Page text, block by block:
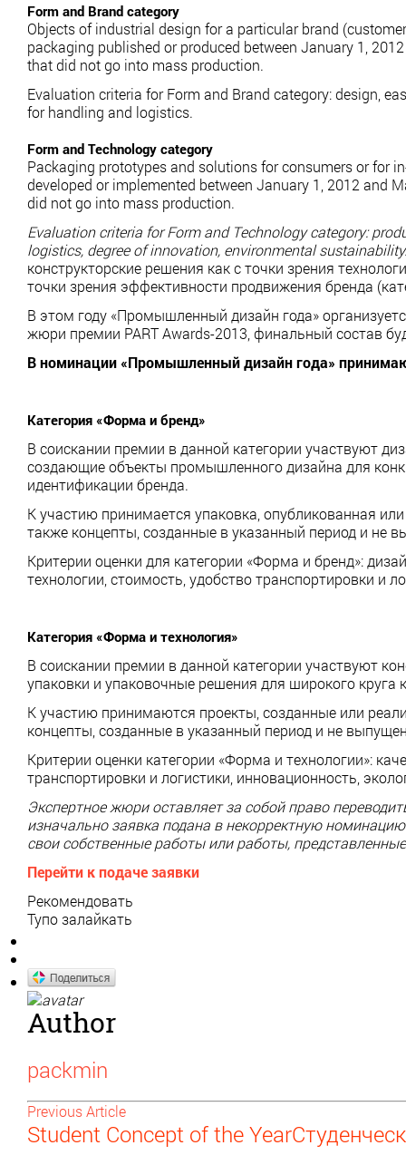
Form and Brand category
Objects of industrial design for a particular brand
packaging published or produced between January 1,
that did not go into mass production.
Evaluation criteria for Form and Brand category: design,
for handling and logistics.
Form and Technology category
Packaging prototypes and solutions for consumers or for
developed or implemented between January 1, 2012 and
did not go into mass production.
Evaluation criteria for Form and Technology category:
logistics, degree of innovation, environmental
конструкторские решения как с точки зрения
точки зрения эффективности продвижения бренда
В этом году «Промышленный дизайн года»
жюри премии PART Awards-2013, финальный состав
В номинации «Промышленный дизайн года»
Категория «Форма и бренд»
В соискании премии в данной категории участвуют
создающие объекты промышленного дизайна для
идентификации бренда.
К участию принимается упаковка, опубликованная
также концепты, созданные в указанный период и не
Критерии оценки для категории «Форма и бренд»:
технологии, стоимость, удобство транспортировки и
Категория «Форма и технология»
В соискании премии в данной категории участвуют
упаковки и упаковочные решения для широкого круга
К участию принимаются проекты, созданные или
концепты, созданные в указанный период и не
Критерии оценки категории «Форма и технологии»:
транспортировки и логистики, инновационность,
Экспертное жюри оставляет за собой право
изначально заявка подана в некорректную
свои собственные работы или работы,
Перейти к подаче заявки
Рекомендовать
Тупо залайкать
Author
packmin
Previous Article
Student Concept of the Year